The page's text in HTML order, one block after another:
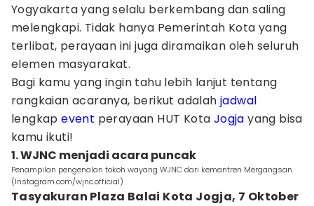
Yogyakarta yang selalu berkembang dan saling
melengkapi. Tidak hanya Pemerintah Kota yang
terlibat, perayaan ini juga diramaikan oleh seluruh
elemen masyarakat.
Bagi kamu yang ingin tahu lebih lanjut tentang
rangkaian acaranya, berikut adalah jadwal
lengkapevent perayaan HUT Kota Jogja yang bisa
kamu ikuti!
1. WJNC menjadi acara puncak
Penampilan pengenalan tokoh wayang WJNC dari kemantren Mergangsan.
(Instagram.com/wjnc.official)
Tasyakuran Plaza Balai Kota Jogja, 7 Oktober